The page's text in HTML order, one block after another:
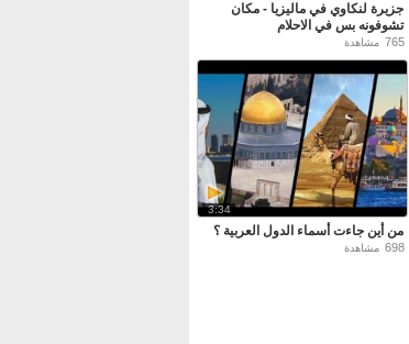
جزيرة لنكاوي في ماليزيا - مكان
تشوفونه بس في الاحلام
765 مشاهدة
3:34
من أين جاءت أسماء الدول العربية ؟
698 مشاهدة